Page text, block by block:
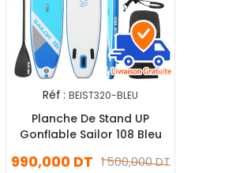
Réf : BEIST320-BLEU
Planche De Stand UP
Gonflable Sailor 108 Bleu
1 500,000 DT
990,000 DT